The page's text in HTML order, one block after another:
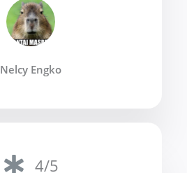
Nelcy Engko
4/5